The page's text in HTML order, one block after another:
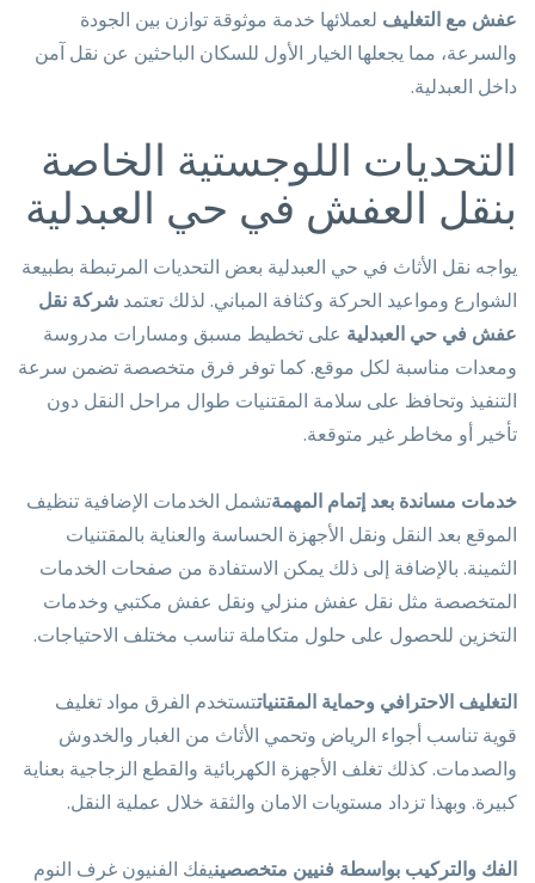
عفش مع التغليف لعملائها خدمة موثوقة توازن بين الجودة
والسرعة، مما يجعلها الخيار الأول للسكان الباحثين عن نقل آمن
داخل العبدلية.
التحديات اللوجستية الخاصة
بنقل العفش في حي العبدلية
يواجه نقل الأثاث في حي العبدلية بعض التحديات المرتبطة بطبيعة
الشوارع ومواعيد الحركة وكثافة المباني. لذلك تعتمد شركة نقل
عفش في حي العبدلية على تخطيط مسبق ومسارات مدروسة
ومعدات مناسبة لكل موقع. كما توفر فرق متخصصة تضمن سرعة
التنفيذ وتحافظ على سلامة المقتنيات طوال مراحل النقل دون
تأخير أو مخاطر غير متوقعة.
خدمات مساندة بعد إتمام المهمةتشمل الخدمات الإضافية تنظيف
الموقع بعد النقل ونقل الأجهزة الحساسة والعناية بالمقتنيات
الثمينة. بالإضافة إلى ذلك يمكن الاستفادة من صفحات الخدمات
المتخصصة مثل نقل عفش منزلي ونقل عفش مكتبي وخدمات
التخزين للحصول على حلول متكاملة تناسب مختلف الاحتياجات.
التغليف الاحترافي وحماية المقتنياتتستخدم الفرق مواد تغليف
قوية تناسب أجواء الرياض وتحمي الأثاث من الغبار والخدوش
والصدمات. كذلك تغلف الأجهزة الكهربائية والقطع الزجاجية بعناية
كبيرة. وبهذا تزداد مستويات الامان والثقة خلال عملية النقل.
الفك والتركيب بواسطة فنيين متخصصينيفك الفنيون غرف النوم